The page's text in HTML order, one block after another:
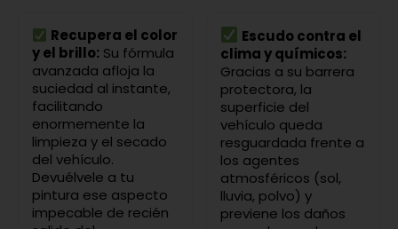
Recupera el color
y el brillo: Su fórmula
avanzada afloja la
suciedad al instante,
facilitando
enormemente la
limpieza y el secado
del vehículo.
Devuélvele a tu
pintura ese aspecto
impecable de recién
Escudo contra el
clima y químicos:
Gracias a su barrera
protectora, la
superficie del
vehículo queda
resguardada frente a
los agentes
atmosféricos (sol,
lluvia, polvo) y
previene los daños